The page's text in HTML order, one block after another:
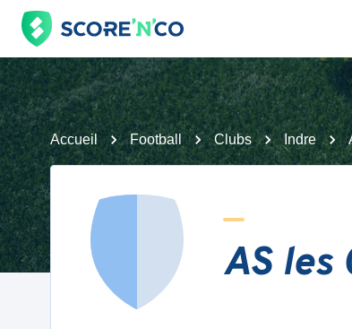
Accueil Football Clubs Indre
AS les